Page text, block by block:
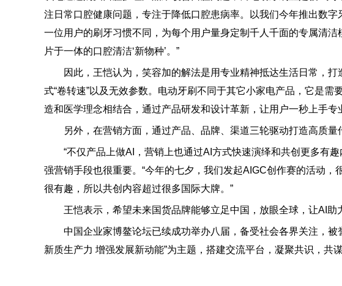
注日常口腔健康问题，专注于降低口腔患病率。以我们今年推出数
一位用户的刷牙习惯不同，为每个用户量身定制千人千面的专属清
片于一体的口腔清洁‘新物种’。”
因此，王恺认为，笑容加的解法是用专业精神抵达生活日常，打
式“卷转速”以及无效参数。电动牙刷不同于其它小家电产品，它是需
造和医学理念相结合，通过产品研发和设计革新，让用户一秒上手专
另外，在营销方面，通过产品、品牌、渠道三轮驱动打造高质量
“不仅产品上做AI，营销上也通过AI方式快速演绎和共创更多有趣
强营销手段也很重要。“今年的七夕，我们发起AIGC创作赛的活动
很有趣，所以共创内容超过很多国际大牌。”
王恺表示，希望未来国货品牌能够立足中国，放眼全球，让AI助
中国企业家博鳌论坛已续成功举办八届，备受社会各界关注，被
新质生产力 增强发展新动能”为主题，搭建交流平台，凝聚共识，共